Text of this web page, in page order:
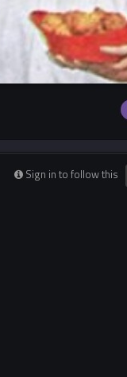
Sign in to follow this